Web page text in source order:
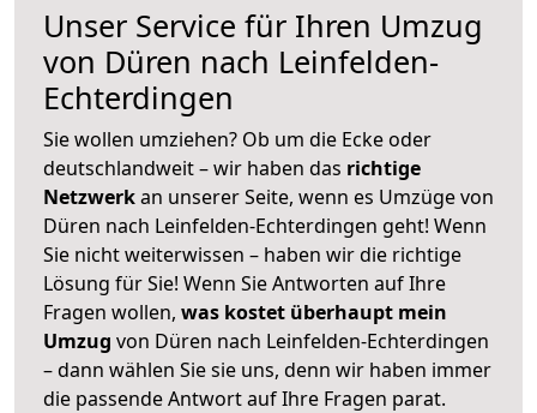
Unser Service für Ihren Umzug
von Düren nach Leinfelden-
Echterdingen
Sie wollen umziehen? Ob um die Ecke oder
deutschlandweit – wir haben das richtige
Netzwerkan unserer Seite, wenn es Umzüge von
Düren nach Leinfelden-Echterdingen geht! Wenn
Sie nicht weiterwissen – haben wir die richtige
Lösung für Sie! Wenn Sie Antworten auf Ihre
Fragen wollen, was kostet überhaupt mein
Umzug von Düren nach Leinfelden-Echterdingen
– dann wählen Sie sie uns, denn wir haben immer
die passende Antwort auf Ihre Fragen parat.